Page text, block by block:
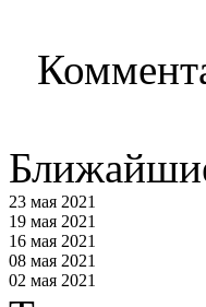
23 мая 2021
19 мая 2021
16 мая 2021
08 мая 2021
02 мая 2021